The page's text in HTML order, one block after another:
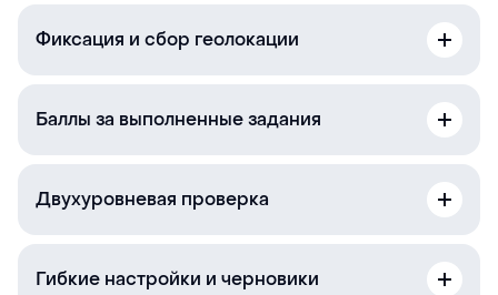
Фиксация и сбор геолокации
Баллы за выполненные задания
Двухуровневая проверка
Гибкие настройки и черновики